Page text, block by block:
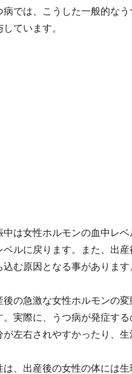
病では、こうした一般的な
しています。
中は女性ホルモンの血中レ
ベルに戻ります。また、出
込む原因となる事があります
後の急激な女性ホルモンの
。実際に、うつ病が発症す
が左右されやすかったり、
は、出産後の女性の体には